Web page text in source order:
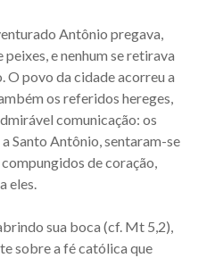
Antônio pregava,
e nenhum se retirava
O povo da cidade acorreu a
os referidos hereges,
comunicação: os
Santo Antônio, sentaram-se
de coração,
eles.
sua boca (cf. Mt 5,2),
sobre a fé católica que